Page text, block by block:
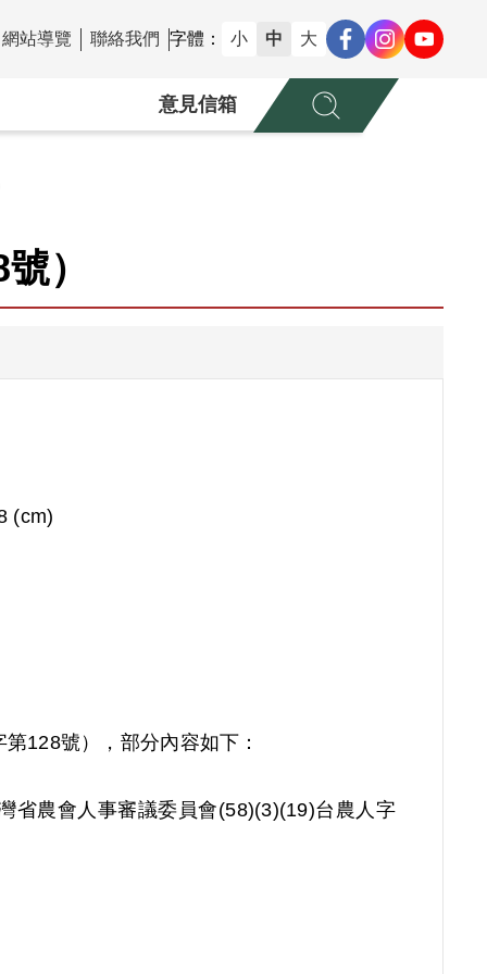
網站導覽 聯絡我們 字體： 小 中 大
意見信箱
）
(cm)
128號），部分內容如下：
省農會人事審議委員會(58)(3)(19)台農人字